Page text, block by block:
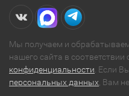
Мы получаем и
нашего сайта в соответствии
конфиденциальности. Если
персональных данных, Вам